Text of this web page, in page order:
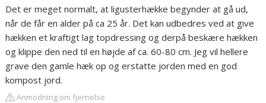
Det er meget normalt, at ligusterhække begynder at gå ud,
når de får en alder på ca 25 år. Det kan udbedres ved at give
hækken et kraftigt lag topdressing og derpå beskære hækken
og klippe den ned til en højde af ca. 60-80 cm. Jeg vil hellere
grave den gamle hæk op og erstatte jorden med en god
kompost jord.
Anmodning om fjernelse